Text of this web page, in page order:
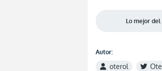
Lo mejor
Autor:
oterol